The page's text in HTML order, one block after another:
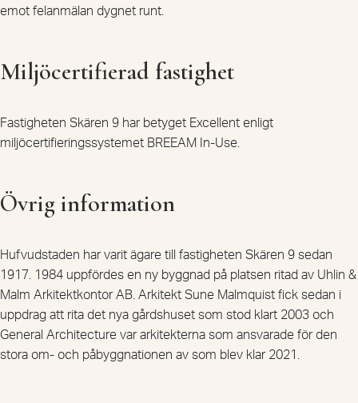
emot felanmälan dygnet runt.
Miljöcertifierad fastighet
Fastigheten Skären 9 har betyget Excellent enligt
miljöcertifieringssystemet BREEAM In-Use.
Övrig information
Hufvudstaden har varit ägare till fastigheten Skären 9 sedan
1917. 1984 uppfördes en ny byggnad på platsen ritad av Uhlin &
Malm Arkitektkontor AB. Arkitekt Sune Malmquist fick sedan i
uppdrag att rita det nya gårdshuset som stod klart 2003 och
General Architecture var arkitekterna som ansvarade för den
stora om- och påbyggnationen av som blev klar 2021.